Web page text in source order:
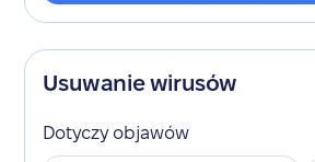
Usuwanie wirusów
Dotyczy objawów